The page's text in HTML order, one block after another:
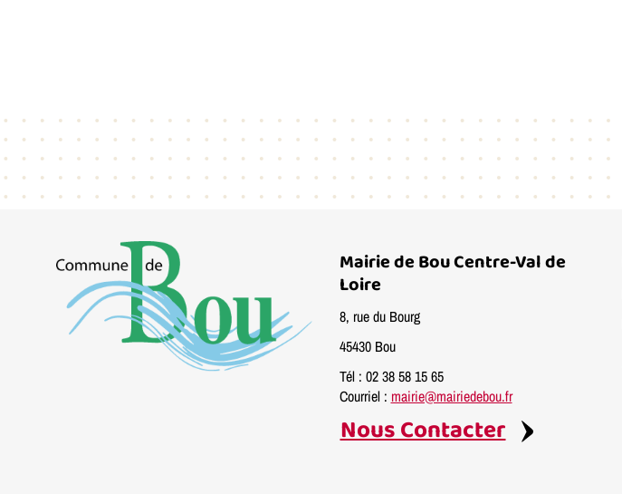
Mairie de Bou Centre-Val de
Loire
8, rue du Bourg
45430 Bou
Tél : 02 38 58 15 65
Courriel : mairie@mairiedebou.fr
Nous Contacter